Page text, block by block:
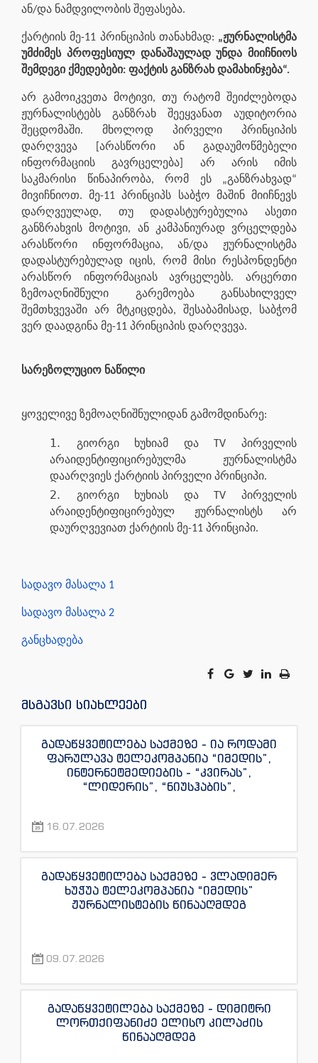
ან/და ნამდვილობის შეფასება.
ქარტიის მე-11 პრინციპის თანახმად: „ჟურნალისტმა
უმძიმეს პროფესიულ დანაშაულად უნდა მიიჩნიოს
შემდეგი ქმედებები: ფაქტის განზრახ დამახინჯება“.
არ გამოიკვეთა მოტივი, თუ რატომ შეიძლებოდა
ჟურნალისტებს განზრახ შეეყვანათ აუდიტორია
შეცდომაში. მხოლოდ პირველი პრინციპის
დარღვევა [არასწორი ან გადაუმოწმებელი
ინფორმაციის გავრცელება] არ არის იმის
საკმარისი წინაპირობა, რომ ეს „განზრახვად“
მივიჩნიოთ. მე-11 პრინციპს საბჭო მაშინ მიიჩნევს
დარღვეულად, თუ დადასტურებულია ასეთი
განზრახვის მოტივი, ან კამპანიურად ვრცელდება
არასწორი ინფორმაცია, ან/და ჟურნალისტმა
დადასტურებულად იცის, რომ მისი რესპონდენტი
არასწორ ინფორმაციას ავრცელებს. არცერთი
ზემოაღნიშნული გარემოება განსახილველ
შემთხვევაში არ მტკიცდება, შესაბამისად, საბჭომ
ვერ დაადგინა მე-11 პრინციპის დარღვევა.
სარეზოლუციო ნაწილი
ყოველივე ზემოაღნიშნულიდან გამომდინარე:
გიორგი ხუხიამ და TV პირველის
არაიდენტიფიცირებულმა ჟურნალისტმა
დაარღვიეს ქარტიის პირველი პრინციპი.
გიორგი ხუხიას და TV პირველის
არაიდენტიფიცირებულ ჟურნალისტს არ
დაურღვევიათ ქარტიის მე-11 პრინციპი.
სადავო მასალა 1
სადავო მასალა 2
განცხადება
მსგავსი სიახლეები
გადაწყვეტილება საქმეზე - ია როდამი
ფარულავა ტელეკომპანია “იმედის”,
ინტერნეტმედიების - “კვირას”,
“ლიდერის”, “ნიუსჰაბის”,
“ექსკლუზივტივის” ჟურნალისტების
16.07.2026
გადაწყვეტილება საქმეზე - ვლადიმერ
ხუჭუა ტელეკომპანია “იმედის”
ჟურნალისტების წინააღმდეგ
09.07.2026
გადაწყვეტილება საქმეზე - დიმიტრი
ლორთქიფანიძე ელისო კილაძის
წინააღმდეგ